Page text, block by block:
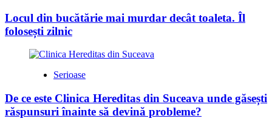
Locul din bucătărie mai murdar decât toaleta. Îl
folosești zilnic
Serioase
De ce este Clinica Hereditas din Suceava unde găsești
răspunsuri înainte să devină probleme?